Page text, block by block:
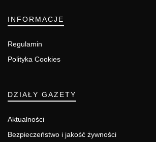
INFORMACJE
Regulamin
Polityka Cookies
DZIAŁY GAZETY
Aktualności
Bezpieczeństwo i jakość żywności